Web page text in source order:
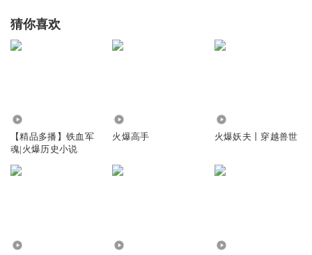
猜你喜欢
【精品多播】铁血军
魂|火爆历史小说
火爆高手 火爆妖夫丨穿越兽世